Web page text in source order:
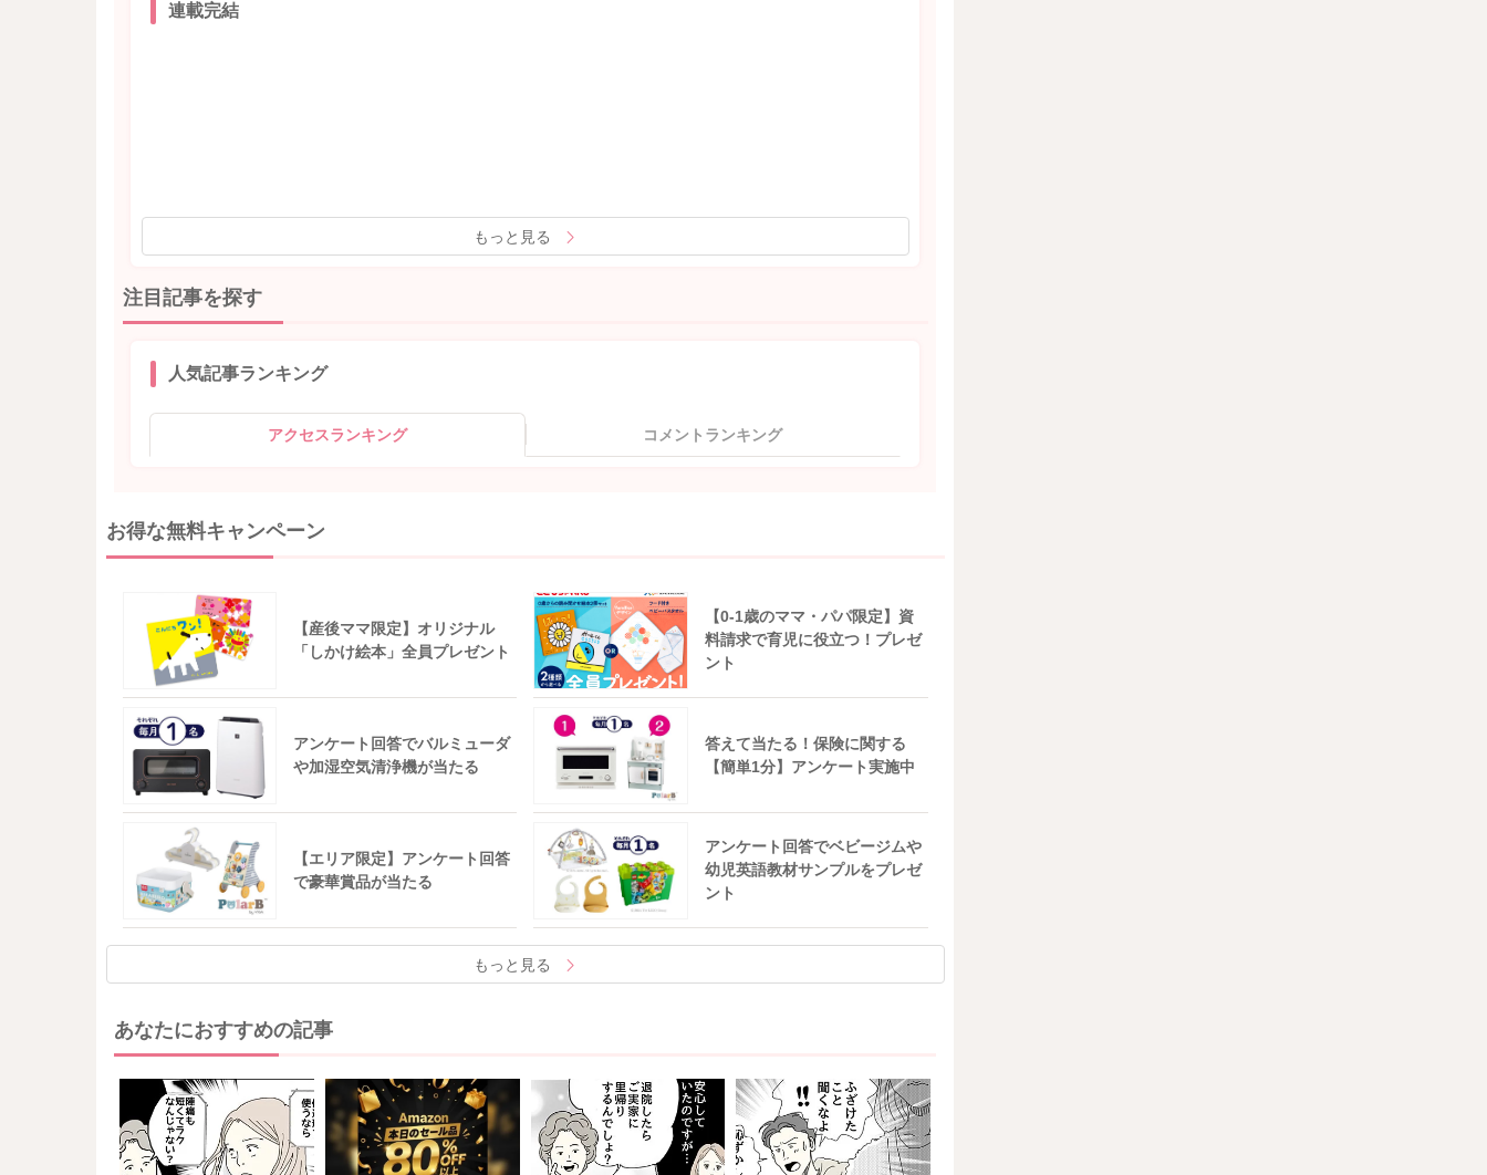
連載完結
もっと見る
注目記事を探す
人気記事ランキング
アクセスランキング コメントランキング
お得な無料キャンペーン
【産後ママ限定】オリジナル
「しかけ絵本」全員プレゼント
【0-1歳のママ・パパ限定】資
料請求で育児に役立つ！プレゼ
ント
アンケート回答でバルミューダ
や加湿空気清浄機が当たる
答えて当たる！保険に関する
【簡単1分】アンケート実施中
【エリア限定】アンケート回答
で豪華賞品が当たる
アンケート回答でベビージムや
幼児英語教材サンプルをプレゼ
ント
もっと見る
あなたにおすすめの記事